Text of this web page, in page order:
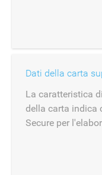
Dati della carta
La caratteristica
della carta indica
Secure per